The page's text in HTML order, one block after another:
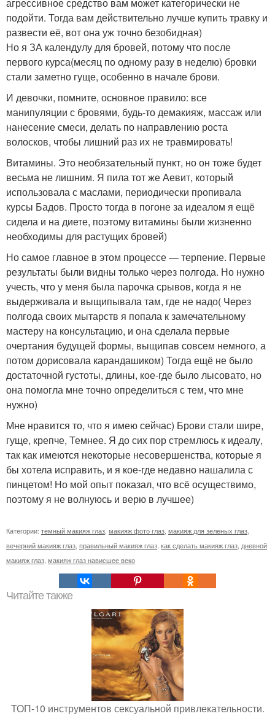
агрессивное средство вам может категорически не
подойти. Тогда вам действительно лучше купить травку и
развести её, вот она уж точно безобидная)
Но я ЗА календулу для бровей, потому что после
первого курса(месяц по одному разу в неделю) бровки
стали заметно гуще, особенно в начале брови.
И девочки, помните, основное правило: все
манипуляции с бровями, будь-то демакияж, массаж или
нанесение смеси, делать по направлению роста
волосков, чтобы лишний раз их не травмировать!
Витамины. Это необязательный пункт, но он тоже будет
весьма не лишним. Я пила тот же Аевит, который
использовала с маслами, периодически пропивала
курсы Бадов. Просто тогда в погоне за идеалом я ещё
сидела и на диете, поэтому витамины были жизненно
необходимы для растущих бровей)
Но самое главное в этом процессе — терпение. Первые
результаты были видны только через полгода. Но нужно
учесть, что у меня была парочка срывов, когда я не
выдерживала и выщипывала там, где не надо( Через
полгода своих мытарств я попала к замечательному
мастеру на консультацию, и она сделала первые
очертания будущей формы, выщипав совсем немного, а
потом дорисовала карандашиком) Тогда ещё не было
достаточной густоты, длины, кое-где было лысовато, но
она помогла мне точно определиться с тем, что мне
нужно)
Мне нравится то, что я имею сейчас) Брови стали шире,
гуще, крепче, Темнее. Я до сих пор стремлюсь к идеалу,
так как имеются некоторые несовершенства, которые я
бы хотела исправить, и я кое-где недавно нашалила с
пинцетом! Но мой опыт показал, что всё осуществимо,
поэтому я не волнуюсь и верю в лучшее)
Категории: темный макияж глаз, макияж фото глаз, макияж для зеленых глаз,
вечерний макияж глаз, правильный макияж глаз, как сделать макияж глаз, дневной
макияж глаз, макияж глаз нависшее веко
Читайте также
ТОП-10 инструментов сексуальной привлекательности.